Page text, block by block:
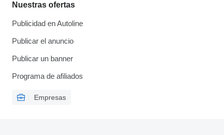
Nuestras ofertas
Publicidad en Autoline
Publicar el anuncio
Publicar un banner
Programa de afiliados
Empresas